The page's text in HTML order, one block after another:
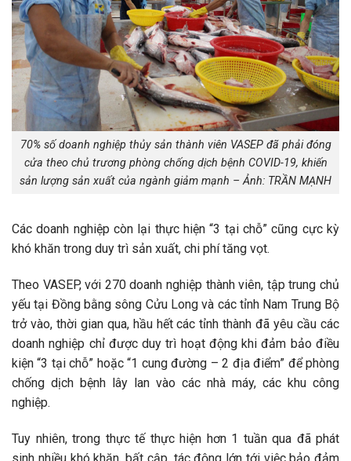
70% số doanh nghiệp thủy sản thành viên VASEP đã phải đóng
cửa theo chủ trương phòng chống dịch bệnh COVID-19, khiến
sản lượng sản xuất của ngành giảm mạnh – Ảnh: TRẦN MẠNH
Các doanh nghiệp còn lại thực hiện “3 tại chỗ” cũng cực kỳ
khó khăn trong duy trì sản xuất, chi phí tăng vọt.
Theo VASEP, với 270 doanh nghiệp thành viên, tập trung chủ
yếu tại Đồng bằng sông Cửu Long và các tỉnh Nam Trung Bộ
trở vào, thời gian qua, hầu hết các tỉnh thành đã yêu cầu các
doanh nghiệp chỉ được duy trì hoạt động khi đảm bảo điều
kiện “3 tại chỗ” hoặc “1 cung đường – 2 địa điểm” để phòng
chống dịch bệnh lây lan vào các nhà máy, các khu công
nghiệp.
Tuy nhiên, trong thực tế thực hiện hơn 1 tuần qua đã phát